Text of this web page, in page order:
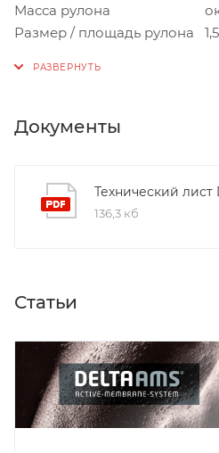
Масса рулона
Размер / площадь рулона
Документы
Технический лист
136,3 кб
Статьи